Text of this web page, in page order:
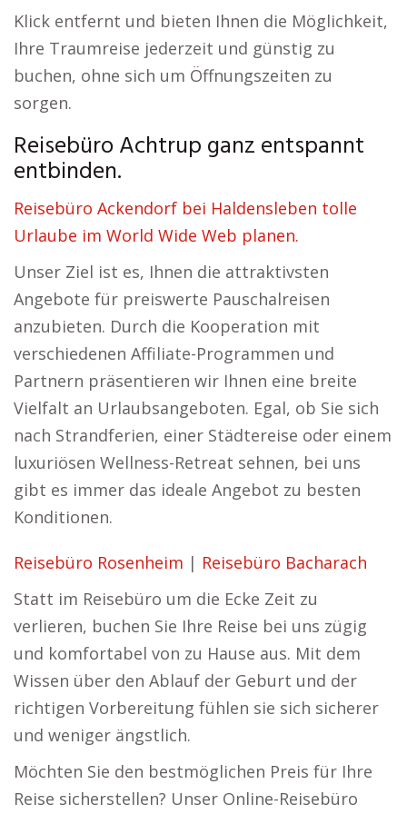
Klick entfernt und bieten Ihnen die Möglichkeit,
Ihre Traumreise jederzeit und günstig zu
buchen, ohne sich um Öffnungszeiten zu
sorgen.
Reisebüro Achtrup ganz entspannt
entbinden.
Reisebüro Ackendorf bei Haldensleben tolle
Urlaube im World Wide Web planen.
Unser Ziel ist es, Ihnen die attraktivsten
Angebote für preiswerte Pauschalreisen
anzubieten. Durch die Kooperation mit
verschiedenen Affiliate-Programmen und
Partnern präsentieren wir Ihnen eine breite
Vielfalt an Urlaubsangeboten. Egal, ob Sie sich
nach Strandferien, einer Städtereise oder einem
luxuriösen Wellness-Retreat sehnen, bei uns
gibt es immer das ideale Angebot zu besten
Konditionen.
Reisebüro Rosenheim | Reisebüro Bacharach
Statt im Reisebüro um die Ecke Zeit zu
verlieren, buchen Sie Ihre Reise bei uns zügig
und komfortabel von zu Hause aus. Mit dem
Wissen über den Ablauf der Geburt und der
richtigen Vorbereitung fühlen sie sich sicherer
und weniger ängstlich.
Möchten Sie den bestmöglichen Preis für Ihre
Reise sicherstellen? Unser Online-Reisebüro